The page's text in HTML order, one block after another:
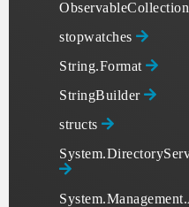
ObservableCollection
stopwatches
String.Format
StringBuilder
structs